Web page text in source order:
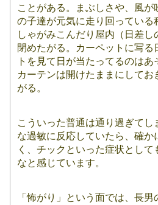
ことがある。まぶしさや、風が
の子達が元気に走り回っている
しゃがみこんだり屋内（日差
閉めたがる。カーペットに写る
トを見て日が当たってるのは
カーテンは開けたままにしてお
がる。
こういった普通は通り過ぎてし
な過敏に反応していたら、確か
く、チックといった症状として
なと感じています。
「怖がり」という面では、長